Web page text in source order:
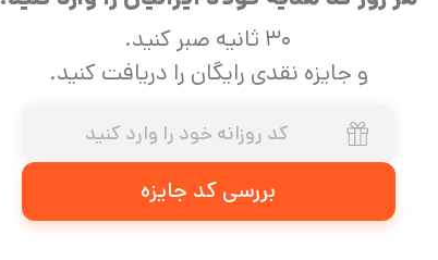
۳۰ ثانیه صبر کنید.
و جایزه نقدی رایگان را دریافت کنید.
بررسی کد جایزه